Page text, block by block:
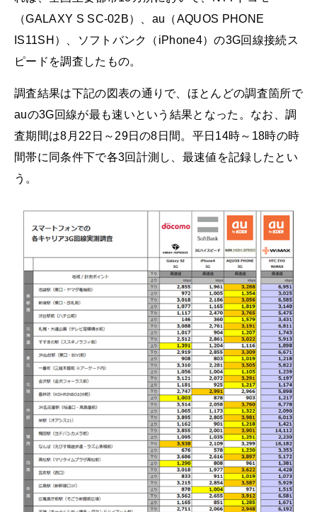
（GALAXY S SC-02B）、au（AQUOS PHONE
IS11SH）、ソフトバンク（iPhone4）の3G回線接続ス
ピードを調査したもの。
調査結果は下記の図表の通りで、ほとんどの調査箇所で
auの3G回線が最も速いという結果となった。なお、調
査期間は8月22日～29日の8日間。平日14時～18時の時
間帯に同条件下で各3回計測し、最速値を記録したとい
う。